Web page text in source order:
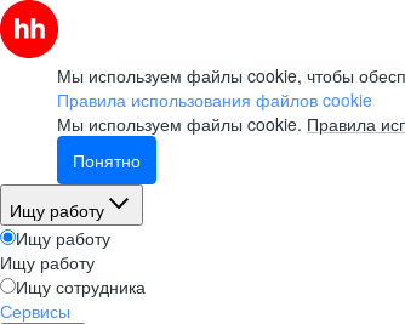
Мы используем файлы cookie, чтобы
Правила использования файлов cookie
Мы используем файлы cookie. Правила
Понятно
Ищу работу
Ищу работу
Ищу работу
Ищу сотрудника
Сервисы